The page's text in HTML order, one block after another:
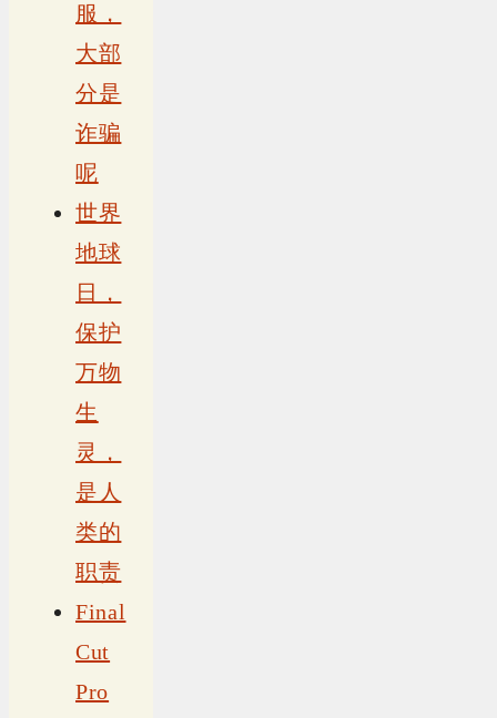
服，
大部
分是
诈骗
呢
世界
地球
日，
保护
万物
生
灵，
是人
类的
职责
Final
Cut
Pro